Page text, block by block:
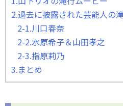
2.過去に披露された芸能人の
2-1.川口春奈
2-2.水原希子＆山田孝之
2-3.指原莉乃
3.まとめ